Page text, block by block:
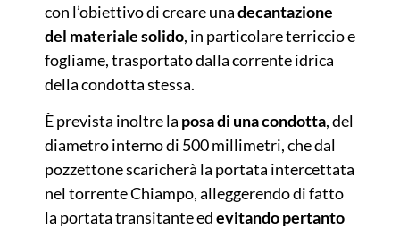
con l’obiettivo di creare unadecantazione
del materiale solido, in particolare terriccio e
fogliame, trasportato dalla corrente idrica
della condotta stessa.
È prevista inoltre la posa di una condotta, del
diametro interno di 500 millimetri, che dal
pozzettone scaricherà la portata intercettata
nel torrente Chiampo, alleggerendo di fatto
la portata transitante edevitando pertanto